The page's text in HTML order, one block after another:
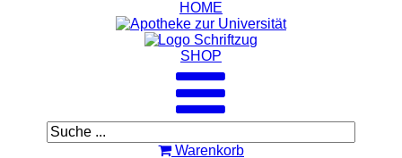
HOME
SHOP
Warenkorb